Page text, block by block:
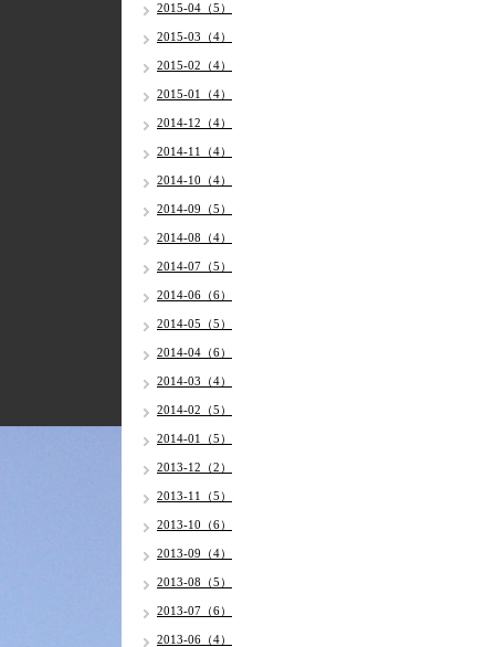
2015-04（5）
2015-03（4）
2015-02（4）
2015-01（4）
2014-12（4）
2014-11（4）
2014-10（4）
2014-09（5）
2014-08（4）
2014-07（5）
2014-06（6）
2014-05（5）
2014-04（6）
2014-03（4）
2014-02（5）
2014-01（5）
2013-12（2）
2013-11（5）
2013-10（6）
2013-09（4）
2013-08（5）
2013-07（6）
2013-06（4）